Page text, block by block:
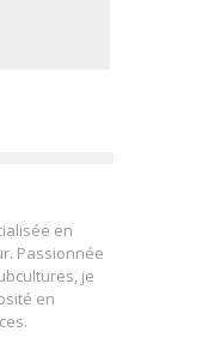
en
Passionnée
je
en